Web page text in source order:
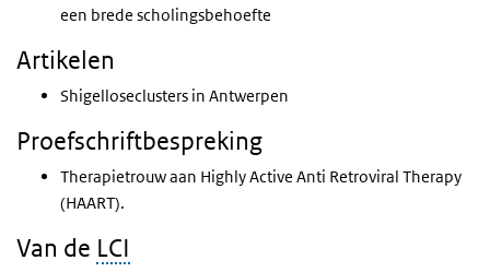
een brede scholingsbehoefte
Artikelen
Shigelloseclusters in Antwerpen
Proefschriftbespreking
Therapietrouw aan Highly Active Anti Retroviral Therapy
(HAART).
Van de LCI